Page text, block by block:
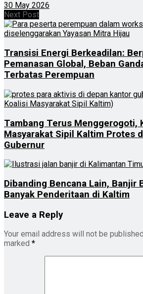
30 May 2026
Next Post
Transisi Energi Berkeadilan:
Pemanasan Global, Beban
Terbatas Perempuan
Tambang Terus Menggerogoti,
Masyarakat Sipil Kaltim Protes
Gubernur
Dibanding Bencana Lain, Banjir
Banyak Penderitaan di Kaltim
Leave a Reply
Your email address will not be
marked *